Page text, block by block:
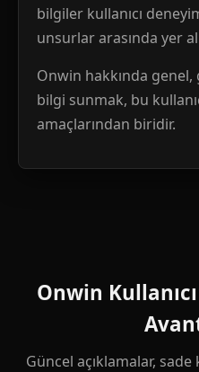
bilgiler kullanıcı
unsurlar arasında yer
Onwin hakkında genel,
bilgi sunmak, bu
amaçlarından biridir.
Onwin
Güncel açıklamalar, sade